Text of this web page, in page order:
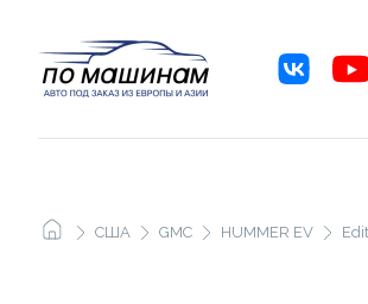
США GMC HUMMER EV